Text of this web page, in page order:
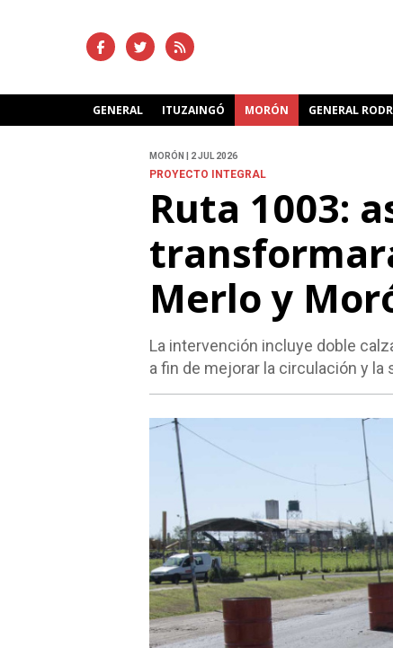
GENERAL ITUZAINGÓ MORÓN GENERAL
MORÓN | 2 JUL 2026
PROYECTO INTEGRAL
Ruta 1003:
Merlo y
La intervención incluye doble
a fin de mejorar la circulación y la